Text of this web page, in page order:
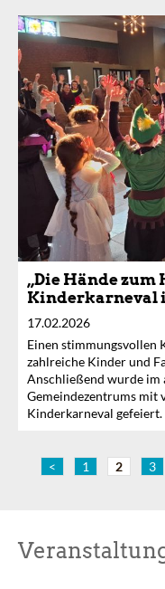
„Die Hände
Kinderkarneval
17.02.2026
Einen stimmungsvollen
zahlreiche Kinder und
Anschließend wurde im
Gemeindezentrums mit
Kinderkarneval gefeiert.
< 1 2 3